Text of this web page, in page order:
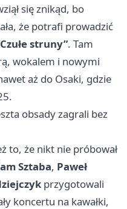
się znikąd, bo
że potrafi prowadzić
struny”. Tam
wokalem i nowymi
aż do Osaki, gdzie
obsady zagrali bez
to, że nikt nie próbował
Sztaba, Paweł
przygotowali
koncertu na kawałki,